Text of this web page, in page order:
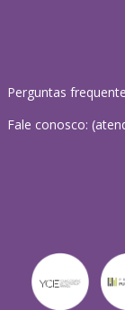
Perguntas
Fale conosco: